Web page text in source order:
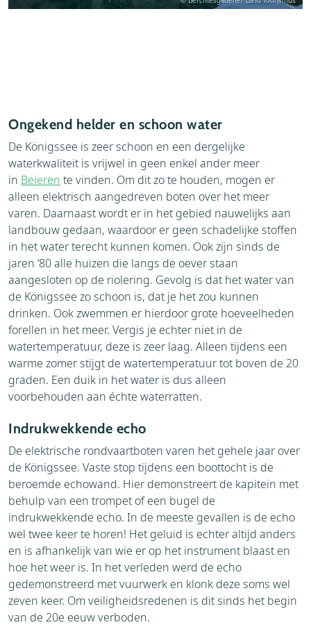
Ongekend helder en schoon water
De Königssee is zeer schoon en een dergelijke
waterkwaliteit is vrijwel in geen enkel ander meer
in Beieren te vinden. Om dit zo te houden, mogen er
alleen elektrisch aangedreven boten over het meer
varen. Daarnaast wordt er in het gebied nauwelijks aan
landbouw gedaan, waardoor er geen schadelijke stoffen
in het water terecht kunnen komen. Ook zijn sinds de
jaren ’80 alle huizen die langs de oever staan
aangesloten op de riolering. Gevolg is dat het water van
de Königssee zo schoon is, dat je het zou kunnen
drinken. Ook zwemmen er hierdoor grote hoeveelheden
forellen in het meer. Vergis je echter niet in de
watertemperatuur, deze is zeer laag. Alleen tijdens een
warme zomer stijgt de watertemperatuur tot boven de 20
graden. Een duik in het water is dus alleen
voorbehouden aan échte waterratten.
Indrukwekkende echo
De elektrische rondvaartboten varen het gehele jaar over
de Königssee. Vaste stop tijdens een boottocht is de
beroemde echowand. Hier demonstreert de kapitein met
behulp van een trompet of een bugel de
indrukwekkende echo. In de meeste gevallen is de echo
wel twee keer te horen! Het geluid is echter altijd anders
en is afhankelijk van wie er op het instrument blaast en
hoe het weer is. In het verleden werd de echo
gedemonstreerd met vuurwerk en klonk deze soms wel
zeven keer. Om veiligheidsredenen is dit sinds het begin
van de 20e eeuw verboden.